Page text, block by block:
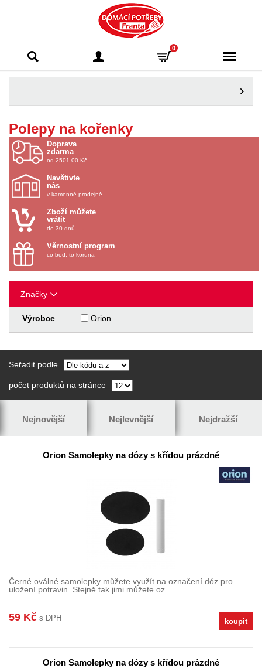
Franta - Příbram
0
Polepy na kořenky
Doprava
zdarma
od 2501.00 Kč
Navštivte
nás
v kamenné prodejně
Zboží můžete
vrátit
do 30 dnů
Věrnostní program
co bod, to koruna
Značky
Výrobce Orion
Seřadit podle
počet produktů na stránce
Nejnovější Nejlevnější Nejdražší
Orion Samolepky na dózy s křídou prázdné
Černé oválné samolepky můžete využít na označení dóz pro
uložení potravin. Stejně tak jimi můžete oz
59 Kč s DPH koupit
Orion Samolepky na dózy s křídou prázdné